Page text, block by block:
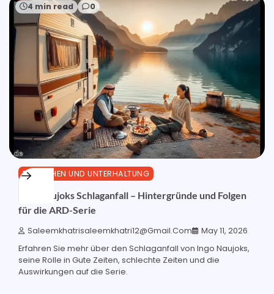
4 min read 0
FERNSEHEN UND UNTERHALTUNG
Ingo Naujoks Schlaganfall – Hintergründe und Folgen
für die ARD-Serie
Saleemkhatrisaleemkhatri12@gmail.com May 11, 2026
Erfahren Sie mehr über den Schlaganfall von Ingo Naujoks,
seine Rolle in Gute Zeiten, schlechte Zeiten und die
Auswirkungen auf die Serie.